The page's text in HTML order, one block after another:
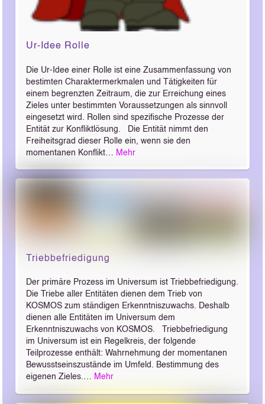
Ur-Idee Rolle
Die Ur-Idee einer Rolle ist eine Zusammenfassung von
bestimten Charaktermerkmalen und Tätigkeiten für
einem begrenzten Zeitraum, die zur Erreichung eines
Zieles unter bestimmten Voraussetzungen als sinnvoll
eingesetzt wird. Rollen sind spezifische Prozesse der
Entität zur Konfliktlösung. Die Entität nimmt den
Freiheitsgrad dieser Rolle ein, wenn sie den
momentanen Konflikt… Mehr
Triebbefriedigung
Der primäre Prozess im Universum ist Triebbefriedigung.
Die Triebe aller Entitäten dienen dem Trieb von
KOSMOS zum ständigen Erkenntniszuwachs. Deshalb
dienen alle Entitäten im Universum dem
Erkenntniszuwachs von KOSMOS. Triebbefriedigung
im Universum ist ein Regelkreis, der folgende
Teilprozesse enthält: Wahrnehmung der momentanen
Bewusstseinszustände im Umfeld. Bestimmung des
eigenen Zieles.… Mehr